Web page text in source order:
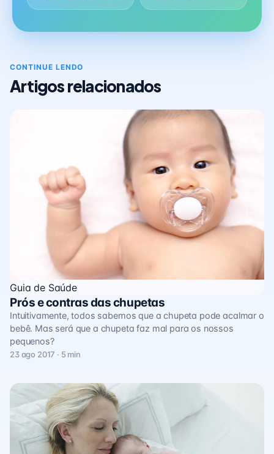
CONTINUE LENDO
Artigos relacionados
Guia de Saúde
Prós e contras das chupetas
Intuitivamente, todos sabemos que a chupeta pode acalmar o
bebê. Mas será que a chupeta faz mal para os nossos
pequenos?
23 ago 2017 · 5 min